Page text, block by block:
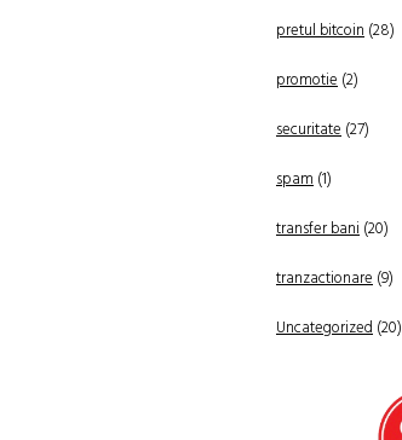
pretul bitcoin(28)
promotie(2)
securitate(27)
spam(1)
transfer bani(20)
tranzactionare(9)
Uncategorized(20)